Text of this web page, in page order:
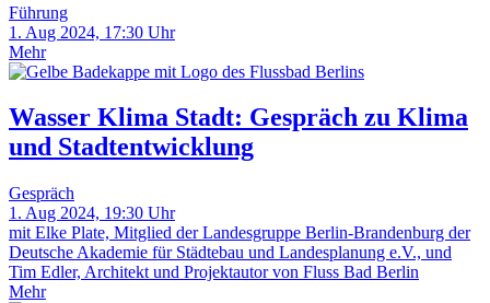
Führung
1. Aug 2024, 17:30 Uhr
Mehr
Wasser Klima Stadt: Gespräch zu Klima
und Stadtentwicklung
Gespräch
1. Aug 2024, 19:30 Uhr
mit Elke Plate, Mitglied der Landesgruppe Berlin-Brandenburg der
Deutsche Akademie für Städtebau und Landesplanung e.V., und
Tim Edler, Architekt und Projektautor von Fluss Bad Berlin
Mehr